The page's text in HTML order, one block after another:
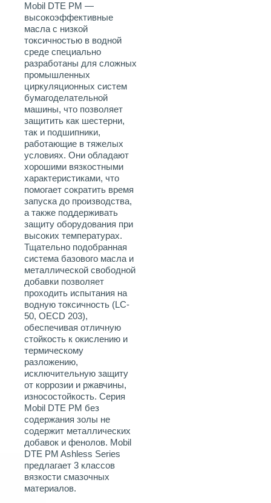
Mobil DTE PM —
высокоэффективные
масла с низкой
токсичностью в водной
среде специально
разработаны для сложных
промышленных
циркуляционных систем
бумагоделательной
машины, что позволяет
защитить как шестерни,
так и подшипники,
работающие в тяжелых
условиях. Они обладают
хорошими вязкостными
характеристиками, что
помогает сократить время
запуска до производства,
а также поддерживать
защиту оборудования при
высоких температурах.
Тщательно подобранная
система базового масла и
металлической свободной
добавки позволяет
проходить испытания на
водную токсичность (LC-
50, OECD 203),
обеспечивая отличную
стойкость к окислению и
термическому
разложению,
исключительную защиту
от коррозии и ржавчины,
износостойкость. Серия
Mobil DTE PM без
содержания золы не
содержит металлических
добавок и фенолов. Mobil
DTE PM Ashless Series
предлагает 3 классов
вязкости смазочных
материалов.